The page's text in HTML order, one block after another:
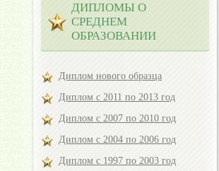
ДИПЛОМЫ О
СРЕДНЕМ
ОБРАЗОВАНИИ
Диплом нового образца
Диплом с 2011 по 2013 год
Диплом с 2007 по 2010 год
Диплом с 2004 по 2006 год
Диплом с 1997 по 2003 год